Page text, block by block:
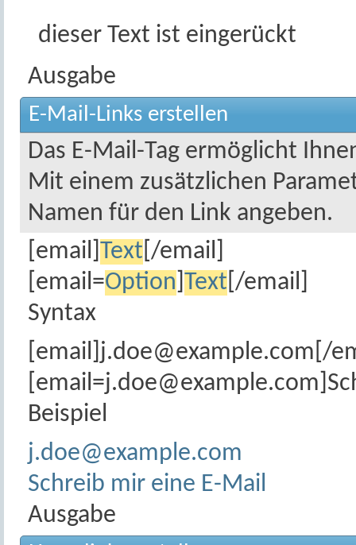
dieser Text ist eingerückt
Ausgabe
E-Mail-Links erstellen
Das E-Mail-Tag ermöglicht
Mit einem zusätzlichen
Namen für den Link angeben.
[email] Text [/email]
[email=Option Text [/email]
Syntax
[email] j.doe@example.com [/
email=j.doe@example.com
Beispiel
j.doe@example.com
Schreib mir eine E-Mail
Ausgabe